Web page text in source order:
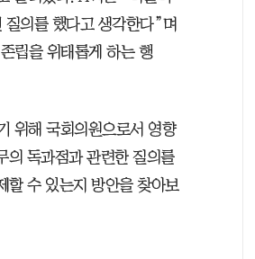
의를 했다고 생각한다”며
립을 위태롭게 하는 행
위해 국회의원으로서 영향
의 독과점과 관련한 질의를
할 수 있는지 방안을 찾아보